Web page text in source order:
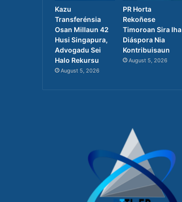
Kazu
Transferénsia
Osan Millaun 42
Husi Singapura,
Advogadu Sei
Halo Rekursu
August 5, 2026
PR Horta
Rekoñese
Timoroan Sira Iha
Diáspora Nia
Kontribuisaun
August 5, 2026